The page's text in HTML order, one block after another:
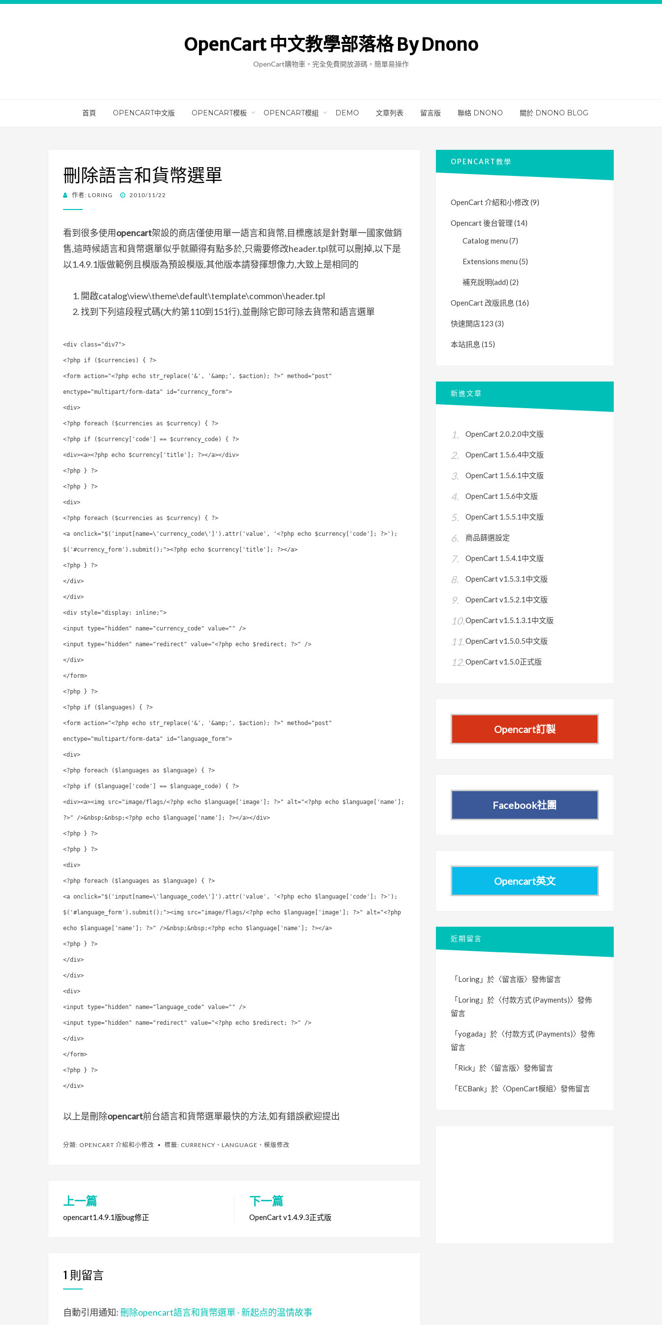
OpenCart 中文教學部落格 By Dnono
OpenCart購物車，完全免費開放源碼，簡單易操作
首頁 OPENCART中文版 OPENCART模板 OPENCART模組 DEMO 文章列表 留言版 聯絡 DNONO 關於 DNONO BLOG
刪除語言和貨幣選單
作者: LORING
發 2010/11/22
看到很多使用opencart架設的商店僅使用單一語言和貨幣,目標應該是針對單一國家做銷
售,這時候語言和貨幣選單似乎就顯得有點多於,只需要修改header.tpl就可以刪掉,以下是
以1.4.9.1版做範例且模版為預設模版,其他版本請發揮想像力,大致上是相同的
開啟catalog\view\theme\default\template\common\header.tpl
找到下列這段程式碼(大約第110到151行),並刪除它即可除去貨幣和語言選單
<div class="div7">
<?php if ($currencies) { ?>
<form action="<?php echo str_replace('&', '&amp;', $action); ?>" method="post"
enctype="multipart/form-data" id="currency_form">
<div>
<?php foreach ($currencies as $currency) { ?>
<?php if ($currency['code'] == $currency_code) { ?>
<div><a><?php echo $currency['title']; ?></a></div>
<?php } ?>
<?php } ?>
<div>
<?php foreach ($currencies as $currency) { ?>
<a onclick="$('input[name=\'currency_code\']').attr('value', '<?php echo $currency['code']; ?>');
$('#currency_form').submit();"><?php echo $currency['title']; ?></a>
<?php } ?>
</div>
</div>
<div style="display: inline;">
<input type="hidden" name="currency_code" value="" />
<input type="hidden" name="redirect" value="<?php echo $redirect; ?>" />
</div>
</form>
<?php } ?>
<?php if ($languages) { ?>
<form action="<?php echo str_replace('&', '&amp;', $action); ?>" method="post"
enctype="multipart/form-data" id="language_form">
<div>
<?php foreach ($languages as $language) { ?>
<?php if ($language['code'] == $language_code) { ?>
<div><a><img src="image/flags/<?php echo $language['image']; ?>" alt="<?php echo $language['name'];
?>" />&nbsp;&nbsp;<?php echo $language['name']; ?></a></div>
<?php } ?>
<?php } ?>
<div>
<?php foreach ($languages as $language) { ?>
<a onclick="$('input[name=\'language_code\']').attr('value', '<?php echo $language['code']; ?>');
$('#language_form').submit();"><img src="image/flags/<?php echo $language['image']; ?>" alt="<?php
echo $language['name']; ?>" />&nbsp;&nbsp;<?php echo $language['name']; ?></a>
<?php } ?>
</div>
</div>
<div>
<input type="hidden" name="language_code" value="" />
<input type="hidden" name="redirect" value="<?php echo $redirect; ?>" />
</div>
</form>
<?php } ?>
</div>
以上是刪除opencart前台語言和貨幣選單最快的方法,如有錯誤歡迎提出
分類: OPENCART 介紹和小修改 標籤: CURRENCY 、 LANGUAGE 、 模版修改
文
章
上一篇
opencart1.4.9.1版bug修正
下一篇
OpenCart v1.4.9.3正式版
1 則留言
自動引用通知:刪除opencart語言和貨幣選單 - 新起点的温情故事
OPENCART教學
OpenCart 介紹和小修改(9)
Opencart 後台管理 (14)
Catalog menu (7)
Extensions menu (5)
補充說明(add) (2)
OpenCart 改版訊息 (16)
快速開店123 (3)
本站訊息 (15)
新進文章
OpenCart 2.0.2.0中文版
OpenCart 1.5.6.4中文版
OpenCart 1.5.6.1中文版
OpenCart 1.5.6中文版
OpenCart 1.5.5.1中文版
商品篩選設定
OpenCart 1.5.4.1中文版
OpenCart v1.5.3.1中文版
OpenCart v1.5.2.1中文版
OpenCart v1.5.1.3.1中文版
OpenCart v1.5.0.5中文版
OpenCart v1.5.0正式版
Opencart訂製
Facebook社團
Opencart英文
近期留言
「Loring」於〈留言版〉發佈留言
「Loring」於〈付款方式 (Payments)〉發佈
留言
「yogada 」於〈付款方式 (Payments)〉發佈
留言
「Rick」於〈留言版〉發佈留言
「ECBank」於〈OpenCart模組〉發佈留言